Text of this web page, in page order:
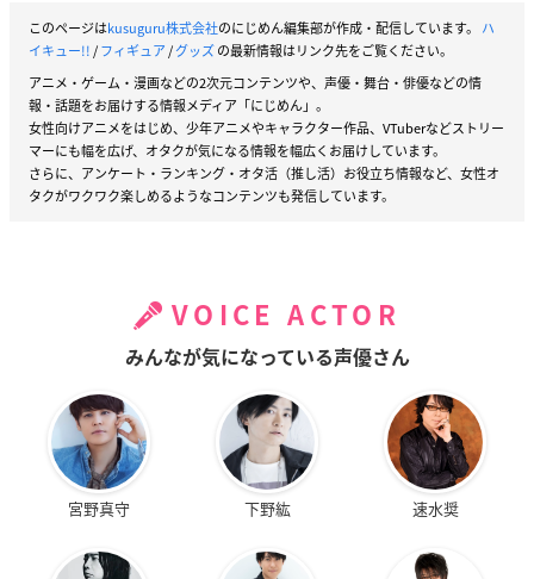
このページはkusuguru株式会社のにじめん編集部が作成・配信しています。 ハ
イキュー!!/フィギュア/グッズの最新情報はリンク先をご覧ください。
アニメ・ゲーム・漫画などの2次元コンテンツや、声優・舞台・俳優などの情
報・話題をお届けする情報メディア「にじめん」。
女性向けアニメをはじめ、少年アニメやキャラクター作品、VTuberなどストリー
マーにも幅を広げ、オタクが気になる情報を幅広くお届けしています。
さらに、アンケート・ランキング・オタ活（推し活）お役立ち情報など、女性オ
タクがワクワク楽しめるようなコンテンツも発信しています。
VOICE ACTOR
みんなが気になっている声優さん
宮野真守 下野紘 速水奨